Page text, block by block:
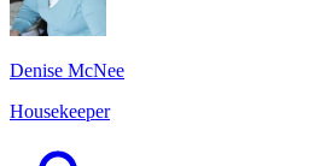
Denise McNee
Housekeeper